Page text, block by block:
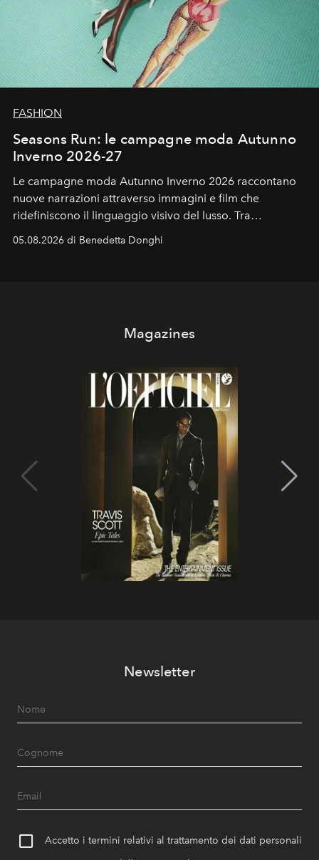
FASHION
Seasons Run: le campagne moda Autunno
Inverno 2026-27
Le campagne moda Autunno Inverno 2026 raccontano
nuove narrazioni attraverso immagini e film che
ridefiniscono il linguaggio visivo del lusso. Tra
contemporanea e storytelling d'autore, le maison
05.08.2026 di Benedetta Donghi
Magazines
Newsletter
Accetto i termini relativi al trattamento dei dati personali